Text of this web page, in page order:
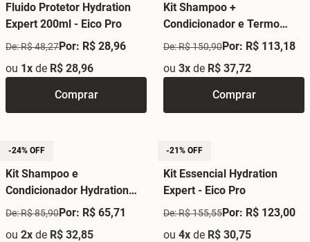
Fluido Protetor Hydration
Expert 200ml - Eico Pro
De: R$ 48,27Por: R$ 28,96
ou 1x de R$ 28,96
Comprar
Kit Shampoo +
Condicionador e Termo
Máscara Líquida Hydration
De: R$ 150,90Por: R$ 113,18
ou 3x de R$ 37,72
Comprar
-24% OFF
Kit Shampoo e
Condicionador Hydration
Expert 300ml - Eico Pro
De: R$ 85,90Por: R$ 65,71
ou 2x de R$ 32,85
-21% OFF
Kit Essencial Hydration
Expert - Eico Pro
De: R$ 155,55Por: R$ 123,00
ou 4x de R$ 30,75